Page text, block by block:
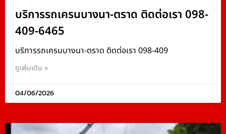
บริการรถเครนบางนา-ตราด ติดต่อเรา 098-
409-6465
บริการรถเครนบางนา-ตราด ติดต่อเรา 098-409
ดูเพิ่มเติม »
04/06/2026